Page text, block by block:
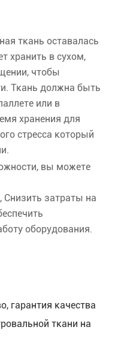
ткань оставалась
хранить в сухом,
чтобы
Ткань должна быть
или в
хранения для
стресса который
вы можете
, Снизить затраты на
оборудования.
гарантия качества
ткани на